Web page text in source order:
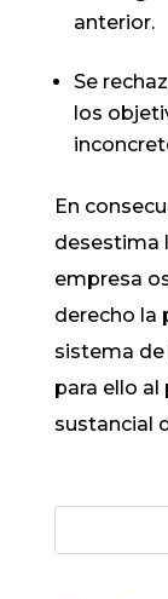
anterior.
Se
los
En
desestima
empresa
derecho la
sistema
para ello
sustancial